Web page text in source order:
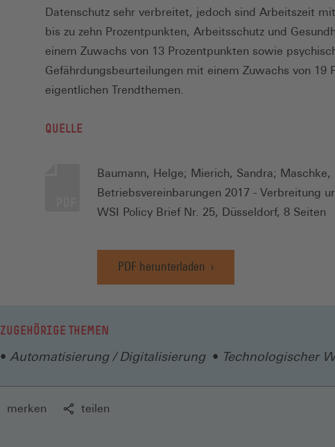
Datenschutz sehr verbreitet, jedoch sind Arbeitszeit
bis zu zehn Prozentpunkten, Arbeitsschutz und
einem Zuwachs von 13 Prozentpunkten sowie
Gefährdungsbeurteilungen mit einem Zuwachs von 19
eigentlichen Trendthemen.
QUELLE
Baumann, Helge; Mierich, Sandra; Maschke,
Betriebsvereinbarungen 2017 - Verbreitung
WSI Policy Brief Nr. 25, Düsseldorf, 8 Seiten
PDF herunterladen
ZUGEHÖRIGE THEMEN
Automatisierung / Digitalisierung Technologischer
merken teilen